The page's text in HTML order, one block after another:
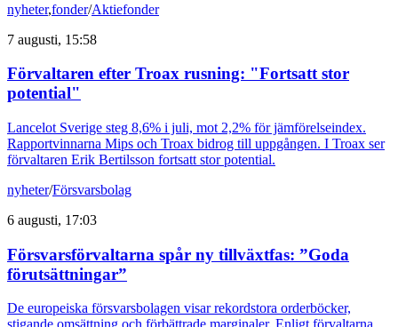
nyheter,fonder/Aktiefonder
7 augusti, 15:58
Förvaltaren efter Troax rusning: "Fortsatt stor
potential"
Lancelot Sverige steg 8,6% i juli, mot 2,2% för jämförelseindex.
Rapportvinnarna Mips och Troax bidrog till uppgången. I Troax ser
förvaltaren Erik Bertilsson fortsatt stor potential.
nyheter/Försvarsbolag
6 augusti, 17:03
Försvarsförvaltarna spår ny tillväxtfas: ”Goda
förutsättningar”
De europeiska försvarsbolagen visar rekordstora orderböcker,